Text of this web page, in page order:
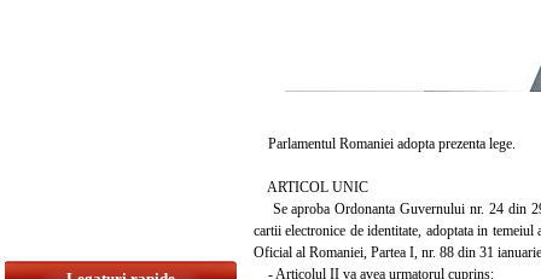
Parlamentul Romaniei adopta prezenta lege.
ARTICOL UNIC
Se aproba Ordonanta Guvernului nr. 24 din
cartii electronice de identitate, adoptata in
Oficial al Romaniei, Partea I, nr. 88 din 31
- Articolul II va avea urmatorul cuprins: